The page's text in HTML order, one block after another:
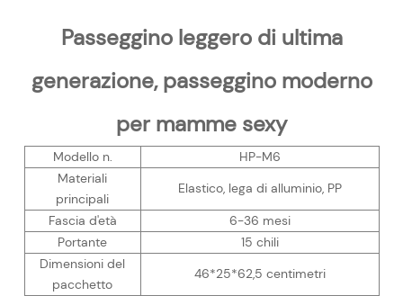
Passeggino leggero di ultima
generazione, passeggino moderno
per mamme sexy
Modello n.
HP-M6
Materiali
principali
Elastico, lega di alluminio, PP
Fascia d'età
6-36 mesi
Portante
15 chili
Dimensioni del
pacchetto
46*25*62,5 centimetri